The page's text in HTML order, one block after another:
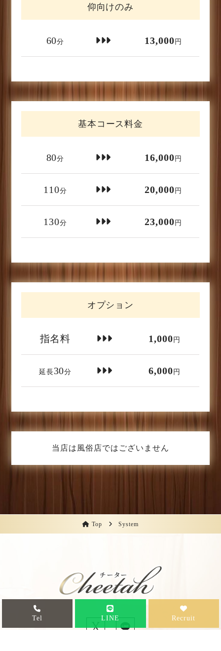
仰向けのみ
60分 13,000 円
基本コース料金
80分 16,000 円
110分 20,000 円
130分 23,000 円
オプション
指名料 1,000 円
延長30分 6,000 円
当店は風俗店ではございません
Top System
Tel LINE Recruit